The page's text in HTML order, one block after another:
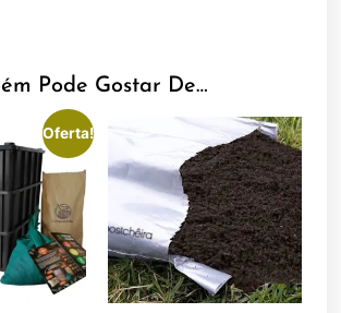
Pode Gostar De…
Oferta!